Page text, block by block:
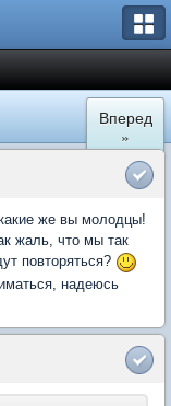
Вперед
»
же вы молодцы!
жаль, что мы так
повторяться?
надеюсь